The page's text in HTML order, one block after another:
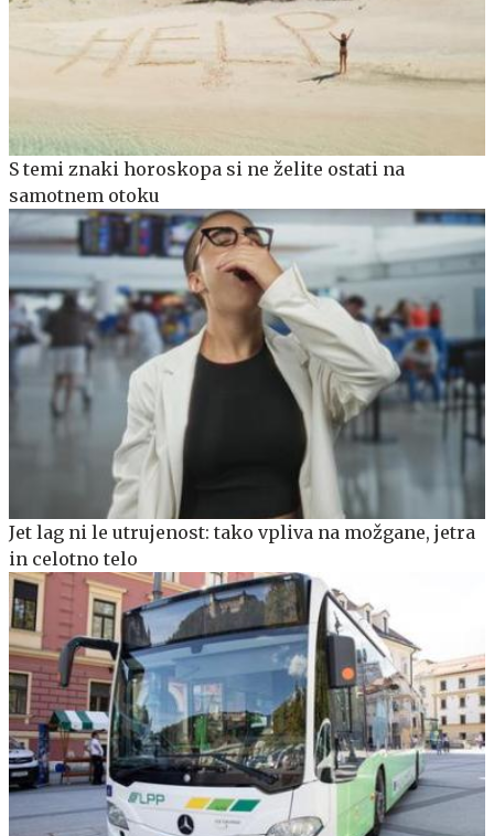
S temi znaki horoskopa si ne želite ostati na
samotnem otoku
Jet lag ni le utrujenost: tako vpliva na možgane, jetra
in celotno telo